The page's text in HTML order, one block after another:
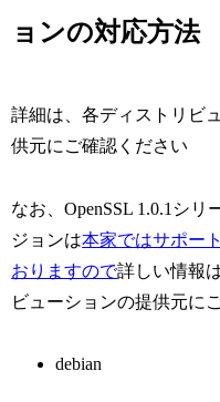
ョンの対応方法
詳細は、各ディストリビ
供元にご確認ください
なお、OpenSSL 1.0.1シリ
ジョンは本家ではサポー
おりますので詳しい情報
ビューションの提供元に
debian